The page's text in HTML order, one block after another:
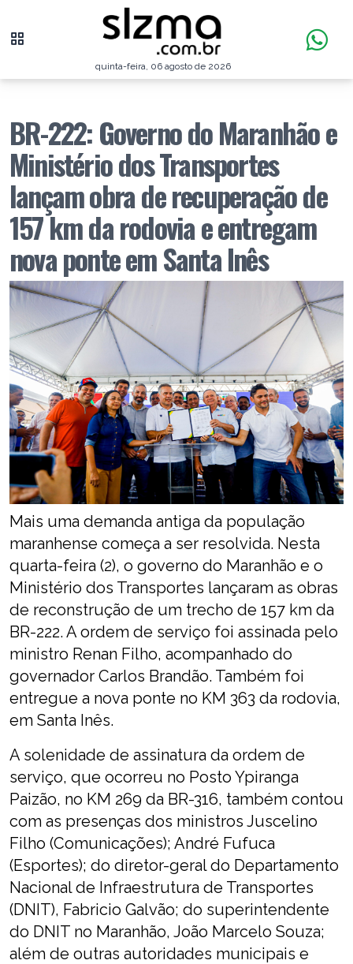
quinta-feira, 06 agosto de 2026
BR-222: Governo do Maranhão e
Ministério dos Transportes
lançam obra de recuperação de
157 km da rodovia e entregam
nova ponte em Santa Inês
Mais uma demanda antiga da população
maranhense começa a ser resolvida. Nesta
quarta-feira (2), o governo do Maranhão e o
Ministério dos Transportes lançaram as obras
de reconstrução de um trecho de 157 km da
BR-222. A ordem de serviço foi assinada pelo
ministro Renan Filho, acompanhado do
governador Carlos Brandão. Também foi
entregue a nova ponte no KM 363 da rodovia,
em Santa Inês.
A solenidade de assinatura da ordem de
serviço, que ocorreu no Posto Ypiranga
Paizão, no KM 269 da BR-316, também contou
com as presenças dos ministros Juscelino
Filho (Comunicações); André Fufuca
(Esportes); do diretor-geral do Departamento
Nacional de Infraestrutura de Transportes
(DNIT), Fabricio Galvão; do superintendente
do DNIT no Maranhão, João Marcelo Souza;
além de outras autoridades municipais e